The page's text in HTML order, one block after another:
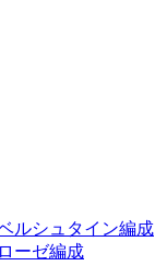
ルシュタイン編成
ーゼ編成